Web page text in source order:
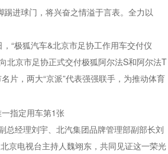
进球门，将兴奋之情溢于言表。全力以
“极狐汽车&北京市足协工作用车交付仪
北京市足协正式交付极狐阿尔法S和阿尔法T
片，两大“京派”代表强强联手，为推动体育
总经理刘宇、北汽集团品牌管理部副部长刘
京电视台主持人魏翊东，共同见证这一荣光